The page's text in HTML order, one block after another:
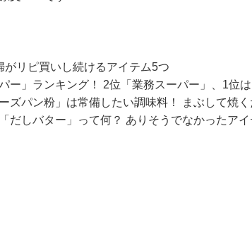
がリピ買いし続けるアイテム5つ
ー」ランキング！ 2位「業務スーパー」、1位は
ズパン粉」は常備したい調味料！ まぶして焼
だしバター」って何？ ありそうでなかったアイ